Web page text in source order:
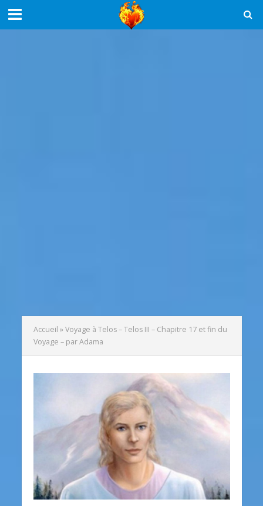
Accueil »Voyage à Telos – Telos III – Chapitre 17 et fin du
Voyage – par Adama